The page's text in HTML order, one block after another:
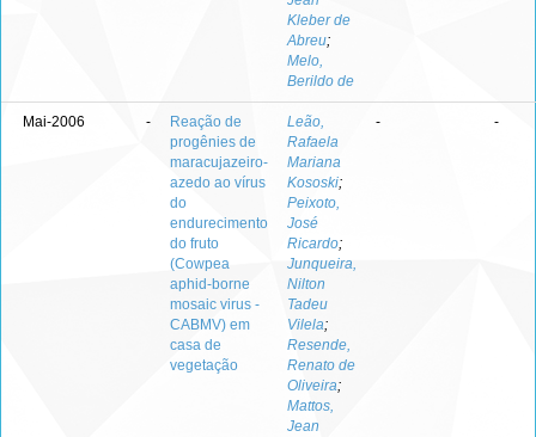
Kleber de
Abreu;
Melo,
Berildo de
Mai-2006 -
Reação de
progênies de
maracujazeiro-
azedo ao vírus
do
endurecimento
do fruto
(Cowpea
aphid-borne
mosaic virus -
CABMV) em
casa de
vegetação
Leão,
Rafaela
Mariana
Kososki;
Peixoto,
José
Ricardo;
Junqueira,
Nilton
Tadeu
Vilela;
Resende,
Renato de
Oliveira;
Mattos,
Jean
- -